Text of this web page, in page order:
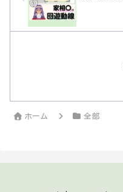
ホーム 全部